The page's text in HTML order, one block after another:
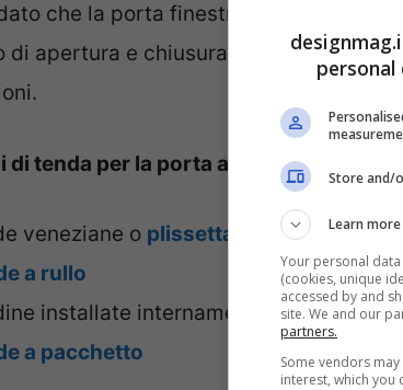
che la porta finestra in cucina ha
di apertura e chiusura, le
tende a vetri
di tenda per la porta a finestra in cucina
veneziane o plissettate
a rullo
installate internamente al
a pacchetto
Store and/
Learn more
Your personal
(cookies, unique
accessed by and
site. We and our
partners.
Some vendors
interest, which